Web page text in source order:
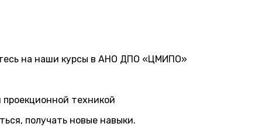
на наши курсы в АНО ДПО «ЦМИПО»
техникой
получать новые навыки.